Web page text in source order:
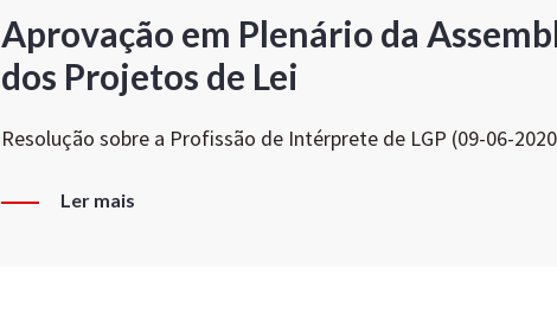
Aprovação em Plenário da
dos Projetos de Lei
Resolução sobre a Profissão de Intérprete de LGP (09-06-
Ler mais